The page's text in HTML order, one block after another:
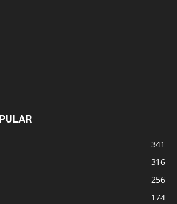
341
316
256
174